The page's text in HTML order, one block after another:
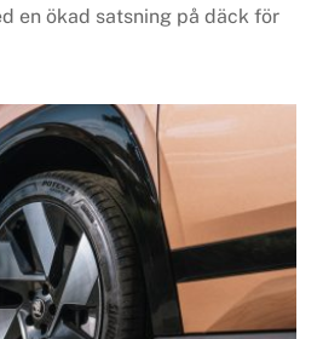
en ökad satsning på däck för